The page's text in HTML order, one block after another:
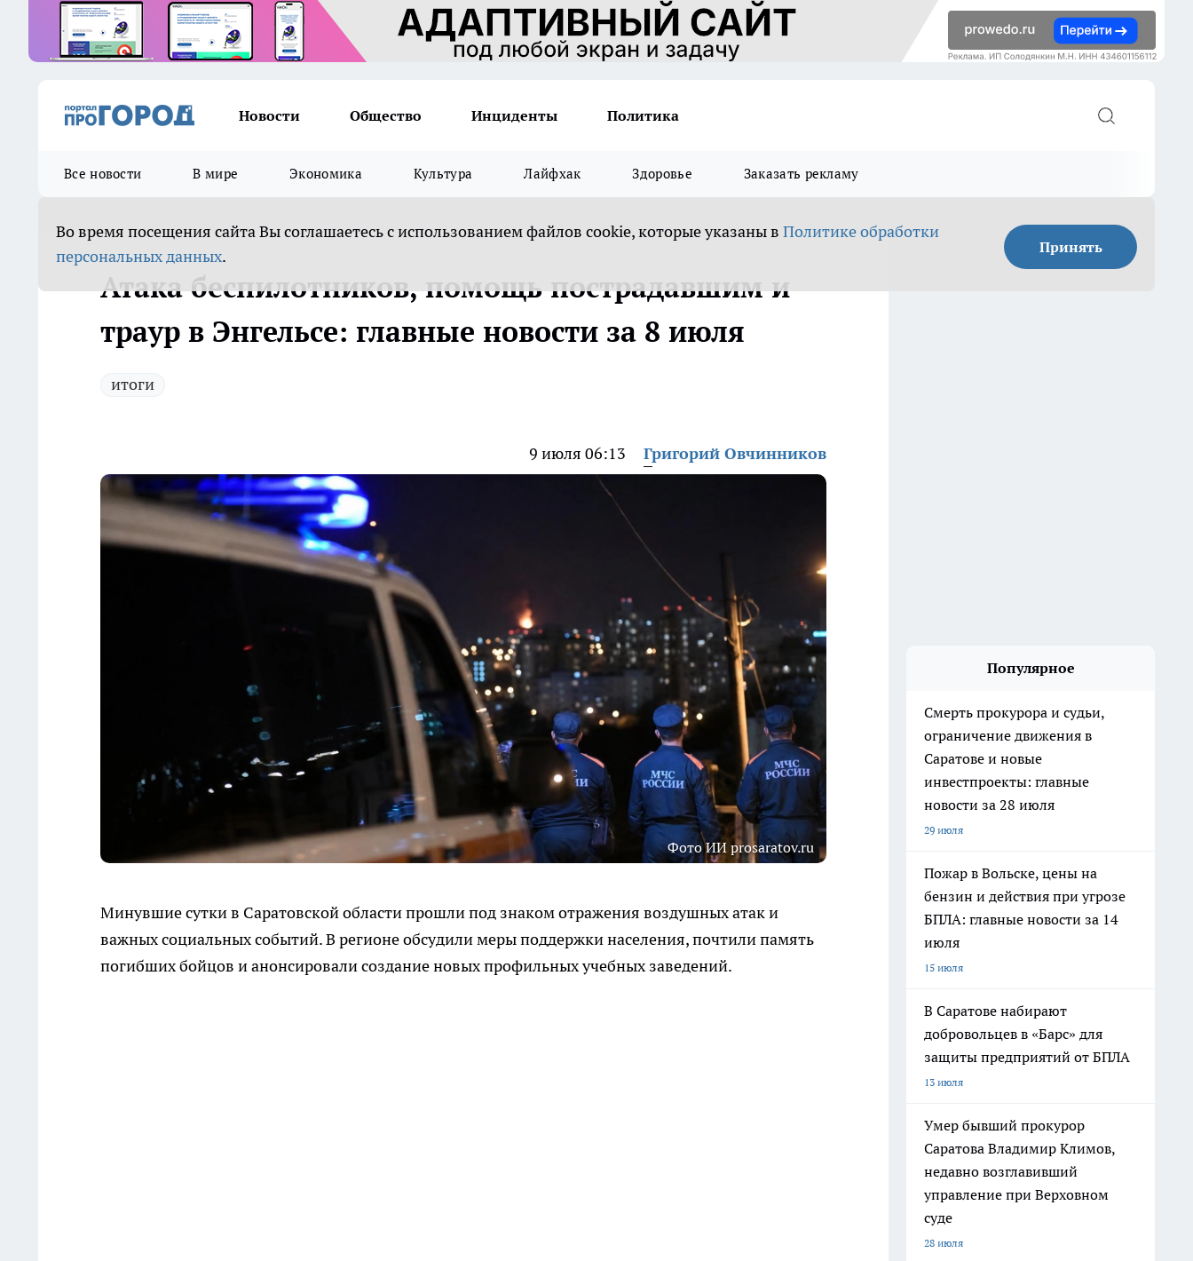
Новости Общество Инциденты Политика
Все новости В мире Экономика Культура Лайфхак Здоровье Заказать рекламу
Во время посещения сайта Вы соглашаетесь с использованием файлов cookie, которые указаны в Политике обработки
персональных данных. Принять
Атака беспилотников, помощь пострадавшим и
траур в Энгельсе: главные новости за 8 июля
итоги
9 июля 06:13 Григорий Овчинников
Фото ИИ prosaratov.ru
Минувшие сутки в Саратовской области прошли под знаком отражения воздушных атак и
важных социальных событий. В регионе обсудили меры поддержки населения, почтили память
погибших бойцов и анонсировали создание новых профильных учебных заведений.
Популярное
Смерть прокурора и судьи,
ограничение движения в
Саратове и новые
инвестпроекты: главные
новости за 28 июля
29 июля
Пожар в Вольске, цены на
бензин и действия при угрозе
БПЛА: главные новости за 14
июля
15 июля
В Саратове набирают
добровольцев в «Барс» для
защиты предприятий от БПЛА
13 июля
Умер бывший прокурор
Саратова Владимир Климов,
недавно возглавивший
управление при Верховном
суде
28 июля